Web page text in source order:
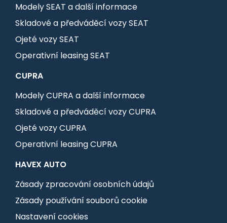
Modely SEAT a další informace
Skladové a předváděcí vozy SEAT
Ojeté vozy SEAT
Operativní leasing SEAT
CUPRA
Modely CUPRA a další informace
Skladové a předváděcí vozy CUPRA
Ojeté vozy CUPRA
Operativní leasing CUPRA
HAVEX AUTO
Zásady zpracování osobních údajů
Zásady používání souborů cookie
Nastavení cookies